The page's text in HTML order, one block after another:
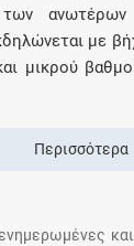
ανωτέρων
με
μικρού
Περισσότερα